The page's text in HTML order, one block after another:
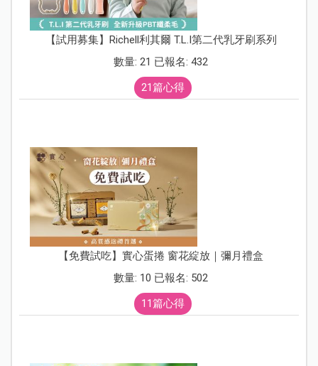
【試用募集】Richell利其爾 T.L.I第二代乳牙刷系列
數量: 21 已報名: 432
21篇心得
【免費試吃】實心蛋捲 窗花綻放｜彌月禮盒
數量: 10 已報名: 502
11篇心得